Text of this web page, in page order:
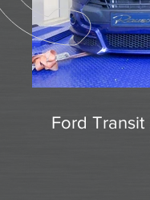
Ford Transit